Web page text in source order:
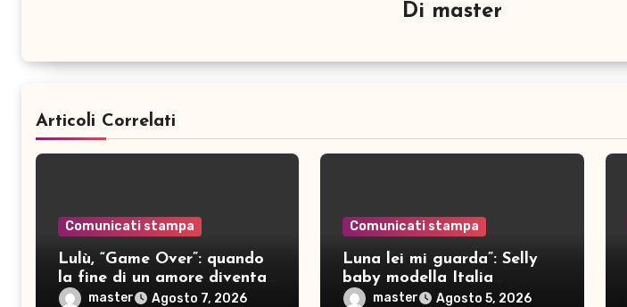
Di master
Articoli Correlati
Comunicati stampa
Lulù, “Game Over”: quando
la fine di un amore diventa
consapevolezza
master Agosto 7, 2026
Comunicati stampa
Luna lei mi guarda”: Selly
baby modella Italia
pubblica nove brani inediti
master Agosto 5, 2026